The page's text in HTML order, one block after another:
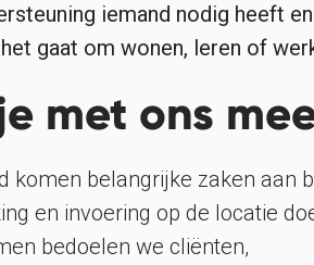
iemand nodig heeft
gaat om wonen, leren of
met ons
komen belangrijke zaken aan
en invoering op de locatie
bedoelen we cliënten,